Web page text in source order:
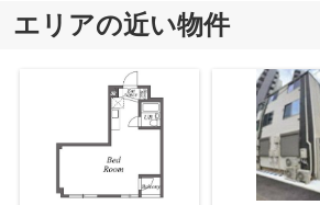
エリアの近い物件